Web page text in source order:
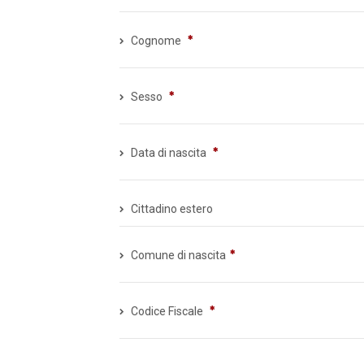
Cognome
Sesso
Data di nascita
Cittadino estero
Comune di nascita
Codice Fiscale